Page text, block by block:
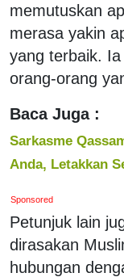
memutuskan
merasa yakin
yang terbaik.
orang-orang
Baca Juga :
Sarkasme
Anda, Letakkan
Sponsored
Petunjuk lain
dirasakan
hubungan